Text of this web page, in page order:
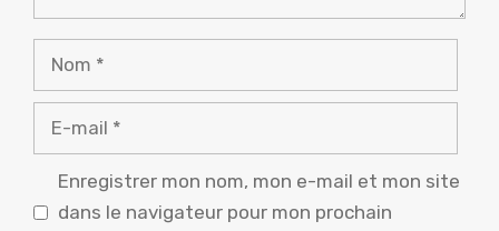
Nom
mail
Enregistrer mon nom, mon e-mail et mon site
dans le navigateur pour mon prochain